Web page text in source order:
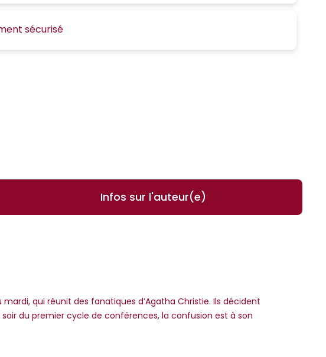
sécurisé
Infos sur l'auteur(e)
qui réunit des fanatiques d’Agatha Christie. Ils décident
du premier cycle de conférences, la confusion est à son